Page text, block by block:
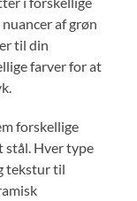
af grøn
til din
farver for at
forskellige
stål. Hver type
tekstur til